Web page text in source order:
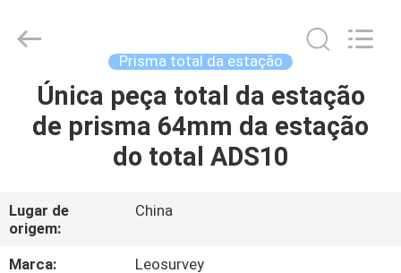
CASA
PRODUTOS
SOBRE
NÓS
Survey
Instrument
Prisma total da estação
Única peça total da estação
de prisma 64mm da estação
do total ADS10
Lugar de
origem:
China
Marca:
Leosurvey